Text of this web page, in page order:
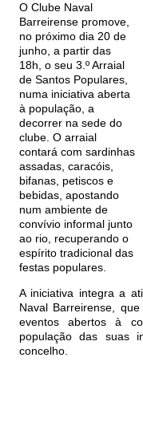
O Clube Naval
Barreirense promove,
no próximo dia 20 de
junho, a partir das
18h, o seu 3.º Arraial
de Santos Populares,
numa iniciativa aberta
à população, a
decorrer na sede do
clube. O arraial
contará com sardinhas
assadas, caracóis,
bifanas, petiscos e
bebidas, apostando
num ambiente de
convívio informal junto
ao rio, recuperando o
espírito tradicional das
festas populares.
A iniciativa integra a
Naval Barreirense,
eventos abertos à
população das suas
concelho.